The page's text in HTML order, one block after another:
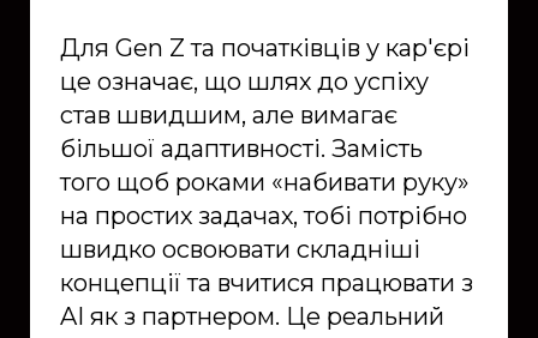
Для Gen Z та початківців у кар'єрі
це означає, що шлях до успіху
став швидшим, але вимагає
більшої адаптивності. Замість
того щоб роками «набивати руку»
на простих задачах, тобі потрібно
швидко освоювати складніші
концепції та вчитися працювати з
AI як з партнером. Це реальний